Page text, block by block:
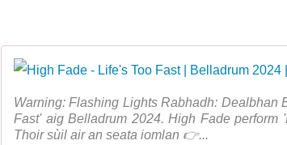
Warning: Flashing Lights Rabhadh: Dealbhan
Fast' aig Belladrum 2024. High Fade perform
Thoir sùil air an seata iomlan 👉...